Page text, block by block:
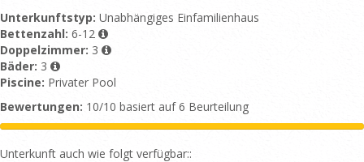
Unterkunftstyp: Unabhängiges Einfamilienhaus
Bettenzahl: 6-12
Doppelzimmer: 3
Bäder: 3
Piscine: Privater Pool
Bewertungen: 10/10 basiert auf 6 Beurteilung
Unterkunft auch wie folgt verfügbar::